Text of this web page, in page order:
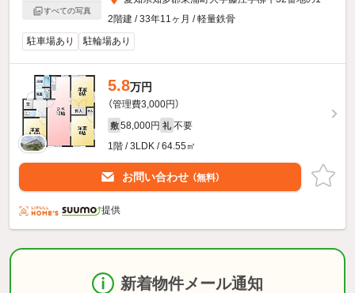
すべての写真
2階建 / 33年11ヶ月 / 軽量鉄骨
駐車場あり
駐輪場あり
5.8万円
（管理費3,000円）
敷 58,000円 礼 不要
1階 / 3LDK / 64.55㎡
お問い合わせ （無料）
提供
新着物件メール通知